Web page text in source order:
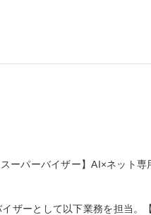
ーパーバイザー】AI×ネット専
ザーとして以下業務を担当